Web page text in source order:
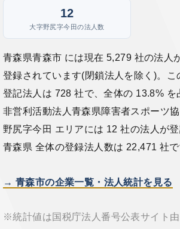
12
大字野尻字今田の法人数
青森県青森市 には現在 5,279 社の法人
登録されています(閉鎖法人を除く)。こ
登記法人は 728 社で、全体の 13.8% を
非営利活動法人青森県障害者スポーツ
野尻字今田 エリアには 12 社の法人が登
青森県 全体の登録法人数は 22,471 社で
→ 青森市の企業一覧・法人統計を見る
※統計値は国税庁法人番号公表サイト